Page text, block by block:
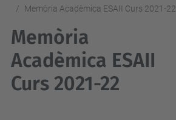
Memòria Acadèmica ESAII Curs 2021-22
Memòria
Acadèmica ESAII
Curs 2021-22